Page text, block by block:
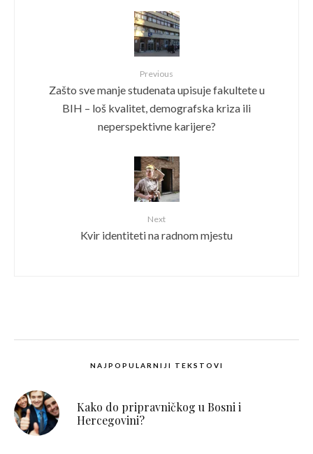
Previous
Zašto sve manje studenata upisuje fakultete u
BIH – loš kvalitet, demografska kriza ili
neperspektivne karijere?
Next
Kvir identiteti na radnom mjestu
NAJPOPULARNIJI TEKSTOVI
Kako do pripravničkog u Bosni i
Hercegovini?